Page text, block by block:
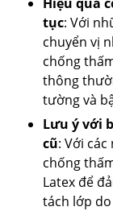
tục: Với
chuyển vị
chống
thông
tường và
Lưu ý với
cũ: Với
chống
Latex để
tách lớp